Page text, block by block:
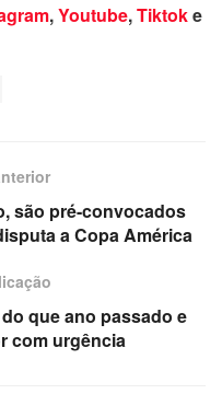
,Youtube,Tiktoke
são pré-convocados
a Copa América
que ano passado e
com urgência